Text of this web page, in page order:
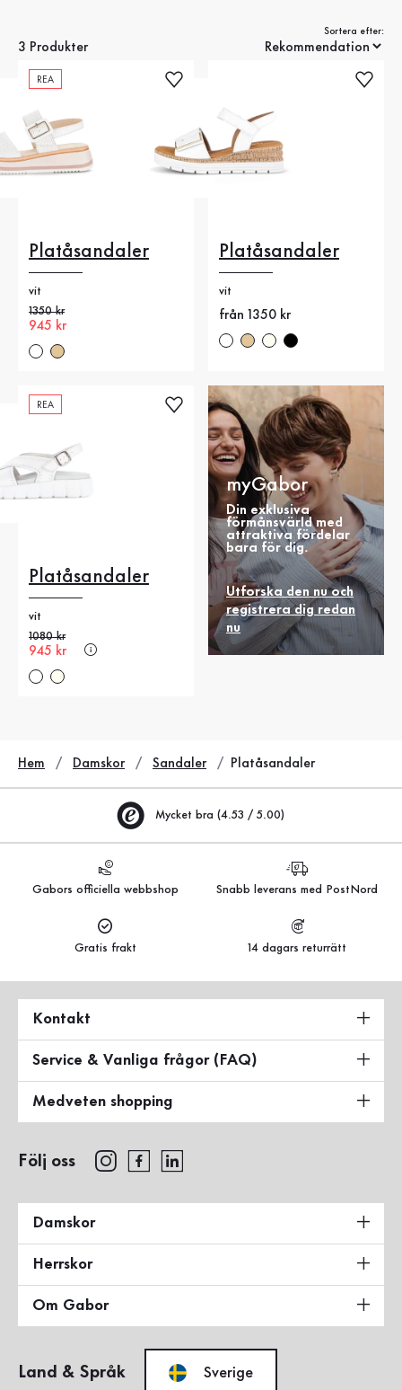
3 Produkter
Sortera efter:
REA
Platåsandaler
vit
Gammalt pris
1350 kr
Nytt pris
945 kr
Platåsandaler
vit
Nytt pris
från 1350 kr
REA
Platåsandaler
vit
Gammalt pris
1080 kr
Nytt pris
945 kr
myGabor
Din exklusiva
förmånsvärld med
attraktiva fördelar
bara för dig.
Utforska den nu och
registrera dig redan
nu
Hem Damskor Sandaler Platåsandaler
Mycket bra (4.53 / 5.00)
Gabors officiella webbshop Snabb leverans med PostNord
Gratis frakt 14 dagars returrätt
Kontakt
Service & Vanliga frågor (FAQ)
Medveten shopping
Följ oss
Damskor
Herrskor
Om Gabor
Land & Språk Sverige